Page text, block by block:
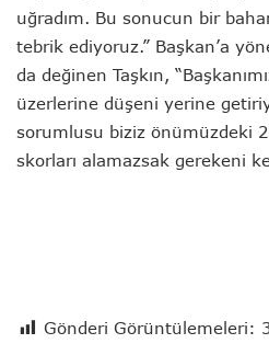
uğradım. Bu sonucun bir
tebrik ediyoruz.” Başkan’a
da değinen Taşkın,
üzerlerine düşeni yerine
sorumlusu biziz önümüzdeki
skorları alamazsak gerekeni
Gönderi Görüntülemeleri: